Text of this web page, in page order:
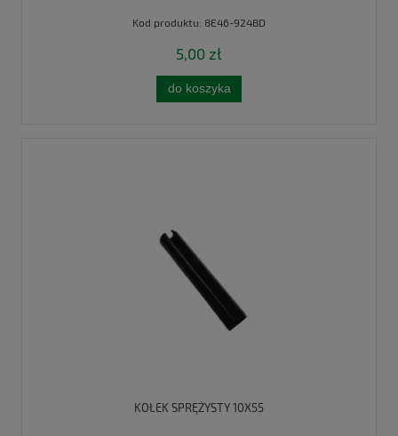
Kod produktu: 8E46-924BD
5,00 zł
do koszyka
KOŁEK SPRĘŻYSTY 10X55